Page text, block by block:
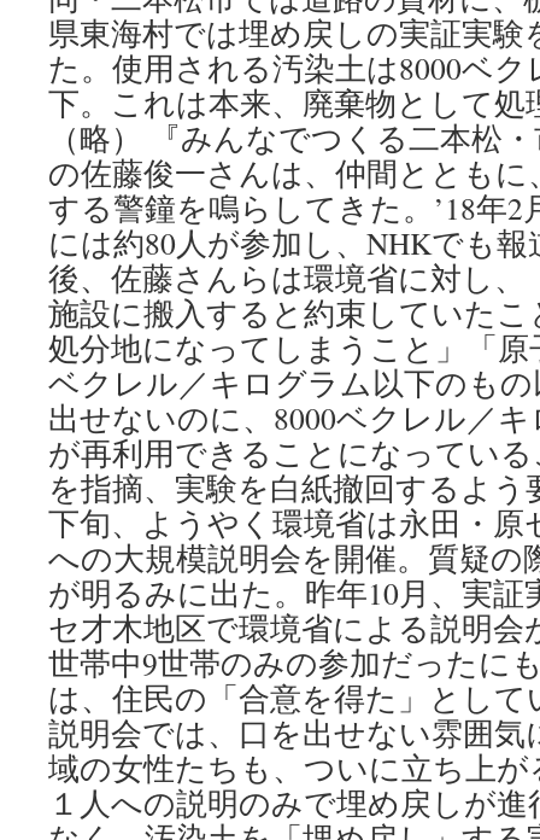
県東海村では埋め戻しの実証実
た。使用される汚染土は8000ベ
下。これは本来、廃棄物として
（略） 『みんなでつくる二本松
の佐藤俊一さんは、仲間ととも
する警鐘を鳴らしてきた。’18年
には約80人が参加し、NHKでも
後、佐藤さんらは環境省に対し、
施設に搬入すると約束していた
処分地になってしまうこと」「原
ベクレル／キログラム以下のも
出せないのに、8000ベクレル／
が再利用できることになってい
を指摘、実験を白紙撤回するよう
下旬、ようやく環境省は永田・原
への大規模説明会を開催。質疑の
が明るみに出た。昨年10月、実
セ才木地区で環境省による説明会
世帯中9世帯のみの参加だったに
は、住民の「合意を得た」として
説明会では、口を出せない雰囲
域の女性たちも、ついに立ち上
１人への説明のみで埋め戻しが